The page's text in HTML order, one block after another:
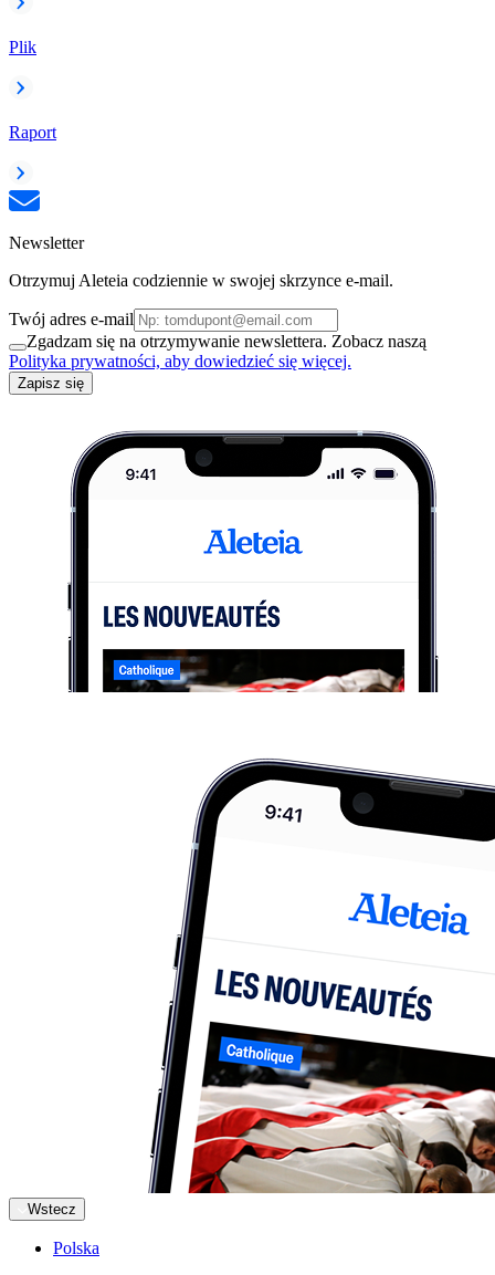
Plik
Raport
Newsletter
Otrzymuj Aleteia codziennie w swojej skrzynce e-mail.
Twój adres e-mail
Zgadzam się na otrzymywanie newslettera. Zobacz naszą
Polityka prywatności, aby dowiedzieć się więcej.
Zapisz się
Wstecz
Polska